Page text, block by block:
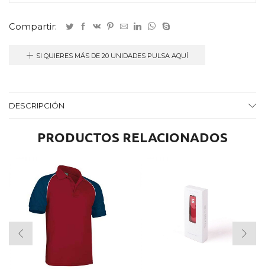
Compartir:
SI QUIERES MÁS DE 20 UNIDADES PULSA AQUÍ
DESCRIPCIÓN
PRODUCTOS RELACIONADOS